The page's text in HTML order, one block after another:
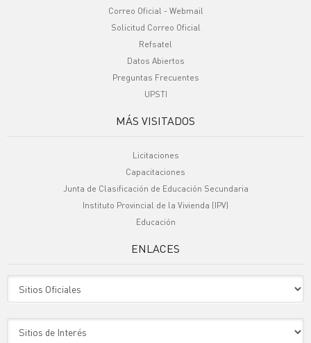
Correo Oficial - Webmail
Solicitud Correo Oficial
Refsatel
Datos Abiertos
Preguntas Frecuentes
UPSTI
MÁS VISITADOS
Licitaciones
Capacitaciones
Junta de Clasificación de Educación Secundaria
Instituto Provincial de la Vivienda (IPV)
Educación
ENLACES